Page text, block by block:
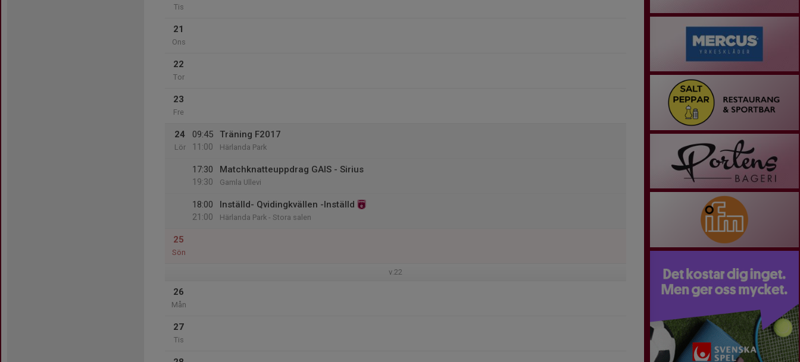
Tis
21
Ons
22
Tor
23
Fre
24
Lör
09:45
11:00
Träning F2017
Härlanda Park
17:30
19:30
Matchknatteuppdrag GAIS - Sirius
Gamla Ullevi
18:00
21:00
Inställd- Qvidingkvällen -Inställd
Härlanda Park - Stora salen
25
Sön
v.22
26
Mån
27
Tis